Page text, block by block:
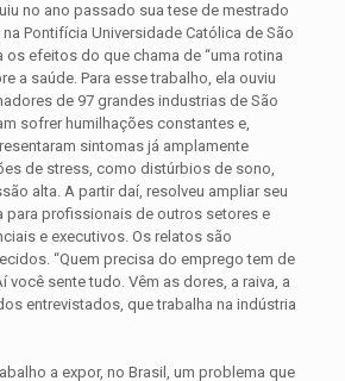
no ano passado sua tese de mestrado
Pontifícia Universidade Católica de São
os efeitos do que chama de “uma rotina
a saúde. Para esse trabalho, ela ouviu
de 97 grandes industrias de São
sofrer humilhações constantes e,
sintomas já amplamente
de stress, como distúrbios de sono,
alta. A partir daí, resolveu ampliar seu
para profissionais de outros setores e
e executivos. Os relatos são
“Quem precisa do emprego tem de
você sente tudo. Vêm as dores, a raiva, a
entrevistados, que trabalha na indústria
a expor, no Brasil, um problema que